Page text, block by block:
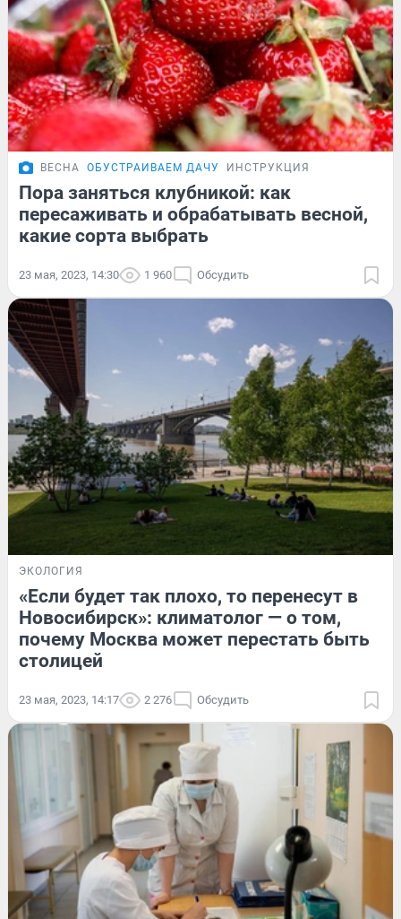
ВЕСНА ОБУСТРАИВАЕМ ДАЧУ ИНСТРУКЦИЯ
Пора заняться клубникой: как
пересаживать и обрабатывать весной,
какие сорта выбрать
23 мая, 2023, 14:30 1 960 Обсудить
ЭКОЛОГИЯ
«Если будет так плохо, то перенесут в
Новосибирск»: климатолог — о том,
почему Москва может перестать быть
столицей
23 мая, 2023, 14:17 2 276 Обсудить